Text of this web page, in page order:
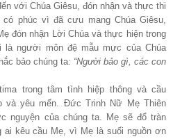
với Chúa Giêsu, đón nhận và thực thi
phúc vì đã cưu mang Chúa Giêsu,
đón nhận Lời Chúa và thực hiện trong
người môn đệ mẫu mực của Chúa
bảo chúng ta: “Người bảo gì, các con
trong tâm tình hiệp thông và cầu
và yêu mến. Đức Trinh Nữ Mẹ Thiên
nguyện của chúng ta. Mẹ sẽ đổ tràn
ai kêu cầu Mẹ, vì Mẹ là suối nguồn ơn